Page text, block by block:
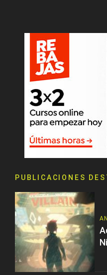
PUBLICACIONES